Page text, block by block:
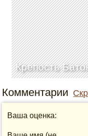
Крепость
Комментарии
Ваша оценка: